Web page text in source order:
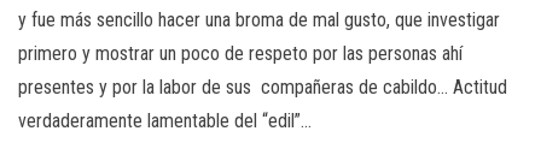
y fue más sencillo hacer una broma de mal gusto, que investigar
primero y mostrar un poco de respeto por las personas ahí
presentes y por la labor de sus compañeras de cabildo… Actitud
verdaderamente lamentable del “edil”…